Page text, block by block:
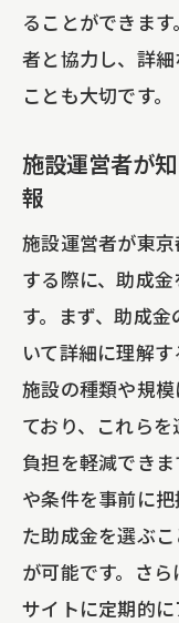
ることができま
者と協力し、詳
ことも大切です。
施設運営者が
報
施設運営者が東
する際に、助成
す。まず、助成
いて詳細に理解す
施設の種類や規
ており、これら
負担を軽減でき
や条件を事前に
た助成金を選ぶ
が可能です。さ
サイトに定期的